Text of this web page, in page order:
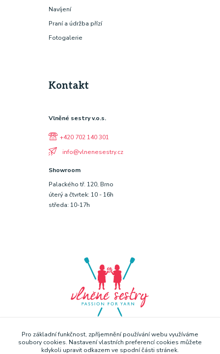
Navíjení
Praní a údržba přízí
Fotogalerie
Kontakt
Vlněné sestry v.o.s.
+420 702 140 301
info@vlnenesestry.cz
Showroom
Palackého tř. 120, Brno
úterý a čtvrtek: 10 - 16h
středa: 10-17h
Pro základní funkčnost, zpříjemnění používání webu využíváme
soubory cookies. Nastavení vlastních preferencí cookies můžete
kdykoli upravit odkazem ve spodní části stránek.